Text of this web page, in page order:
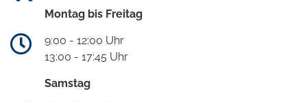
Montag bis Freitag
9:00 - 12:00 Uhr
13:00 - 17:45 Uhr
Samstag